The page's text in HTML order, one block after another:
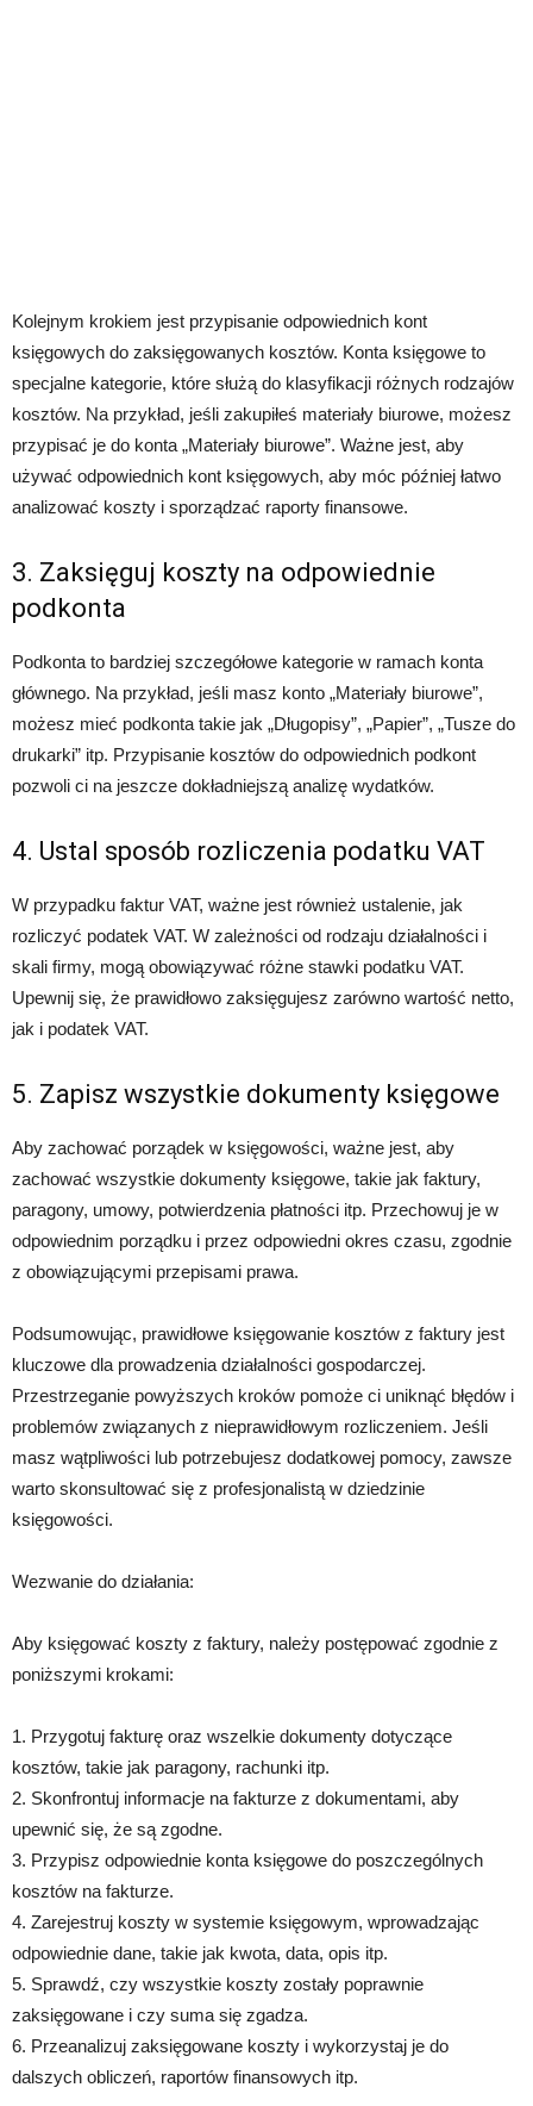
Kolejnym krokiem jest przypisanie odpowiednich kont
księgowych do zaksięgowanych kosztów. Konta księgowe to
specjalne kategorie, które służą do klasyfikacji różnych rodzajów
kosztów. Na przykład, jeśli zakupiłeś materiały biurowe, możesz
przypisać je do konta „Materiały biurowe”. Ważne jest, aby
używać odpowiednich kont księgowych, aby móc później łatwo
analizować koszty i sporządzać raporty finansowe.
3. Zaksięguj koszty na odpowiednie
podkonta
Podkonta to bardziej szczegółowe kategorie w ramach konta
głównego. Na przykład, jeśli masz konto „Materiały biurowe”,
możesz mieć podkonta takie jak „Długopisy”, „Papier”, „Tusze do
drukarki” itp. Przypisanie kosztów do odpowiednich podkont
pozwoli ci na jeszcze dokładniejszą analizę wydatków.
4. Ustal sposób rozliczenia podatku VAT
W przypadku faktur VAT, ważne jest również ustalenie, jak
rozliczyć podatek VAT. W zależności od rodzaju działalności i
skali firmy, mogą obowiązywać różne stawki podatku VAT.
Upewnij się, że prawidłowo zaksięgujesz zarówno wartość netto,
jak i podatek VAT.
5. Zapisz wszystkie dokumenty księgowe
Aby zachować porządek w księgowości, ważne jest, aby
zachować wszystkie dokumenty księgowe, takie jak faktury,
paragony, umowy, potwierdzenia płatności itp. Przechowuj je w
odpowiednim porządku i przez odpowiedni okres czasu, zgodnie
z obowiązującymi przepisami prawa.
Podsumowując, prawidłowe księgowanie kosztów z faktury jest
kluczowe dla prowadzenia działalności gospodarczej.
Przestrzeganie powyższych kroków pomoże ci uniknąć błędów i
problemów związanych z nieprawidłowym rozliczeniem. Jeśli
masz wątpliwości lub potrzebujesz dodatkowej pomocy, zawsze
warto skonsultować się z profesjonalistą w dziedzinie
księgowości.
Wezwanie do działania:
Aby księgować koszty z faktury, należy postępować zgodnie z
poniższymi krokami:
1. Przygotuj fakturę oraz wszelkie dokumenty dotyczące
kosztów, takie jak paragony, rachunki itp.
2. Skonfrontuj informacje na fakturze z dokumentami, aby
upewnić się, że są zgodne.
3. Przypisz odpowiednie konta księgowe do poszczególnych
kosztów na fakturze.
4. Zarejestruj koszty w systemie księgowym, wprowadzając
odpowiednie dane, takie jak kwota, data, opis itp.
5. Sprawdź, czy wszystkie koszty zostały poprawnie
zaksięgowane i czy suma się zgadza.
6. Przeanalizuj zaksięgowane koszty i wykorzystaj je do
dalszych obliczeń, raportów finansowych itp.